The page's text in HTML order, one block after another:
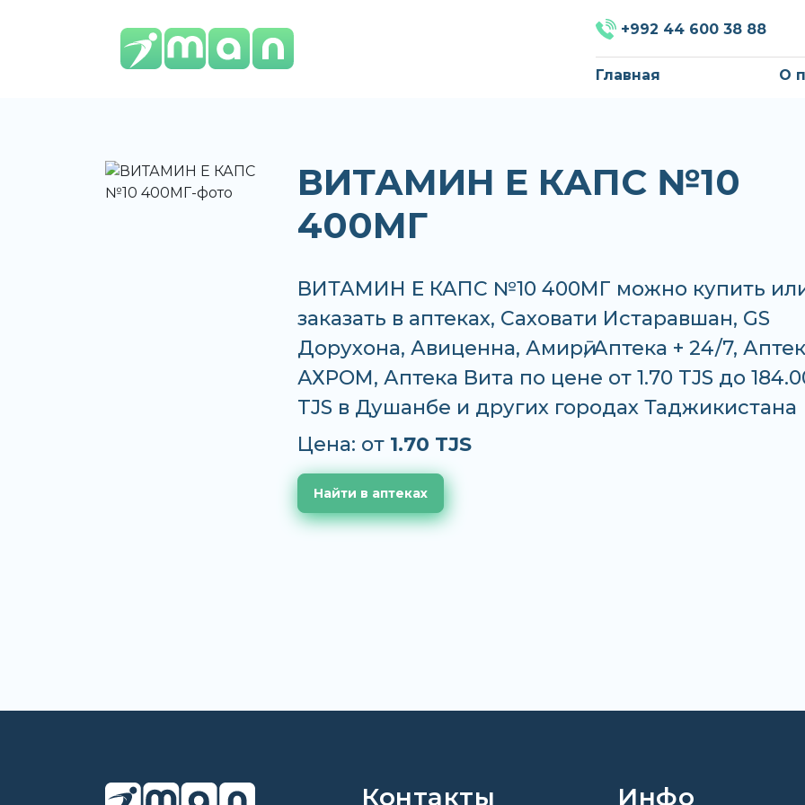
+992 44 600 38 88
Главная О
ВИТАМИН Е КАПС №10
400МГ
ВИТАМИН Е КАПС №10 400МГ можно купить
заказать в аптеках, Саховати Истаравшан, GS
Дорухона, Авиценна, Амирӣ, Аптека + 24/7,
АХРОМ, Аптека Вита по цене от 1.70 TJS до
TJS в Душанбе и других городах Таджикистана
Цена: от 1.70 TJS
Найти в аптеках
Контакты Инфо